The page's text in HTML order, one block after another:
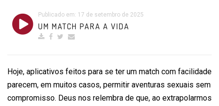
Publicado em: 17 de setembro de 2025
UM MATCH PARA A VIDA
Hoje, aplicativos feitos para se ter um match com facilidade
parecem, em muitos casos, permitir aventuras sexuais sem
compromisso. Deus nos relembra de que, ao extrapolarmos